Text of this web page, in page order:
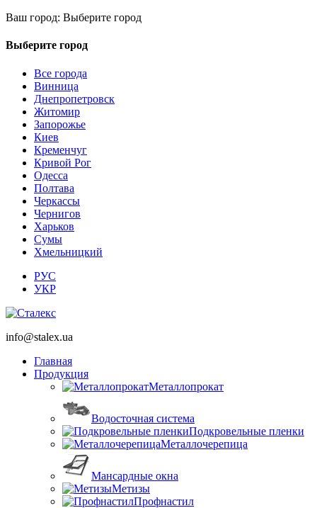
Ваш город: Выберите город
Выберите город
Все города
Винница
Днепропетровск
Житомир
Запорожье
Киев
Кременчуг
Кривой Рог
Одесса
Полтава
Черкассы
Чернигов
Харьков
Сумы
Хмельницкий
РУС
УКР
info@stalex.ua
Главная
Продукция
Металлопрокат
Водосточная система
Подкровельные пленки
Металлочерепица
Мансардные окна
Метизы
Профнастил